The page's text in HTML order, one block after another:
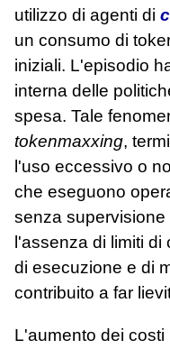
utilizzo di agenti di
un consumo di
iniziali. L'episodio
interna delle
spesa. Tale
tokenmaxxing,
l'uso eccessivo o
che eseguono
senza
l'assenza di limiti di
di esecuzione e di
contribuito a far
L'aumento dei